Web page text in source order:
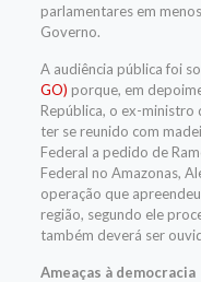
parlamentares em
Governo.
A audiência pública foi
GO) porque, em
República, o ex-ministro
ter se reunido com
Federal a pedido de
Federal no Amazonas,
operação que
região, segundo ele
também deverá ser
Ameaças à democracia